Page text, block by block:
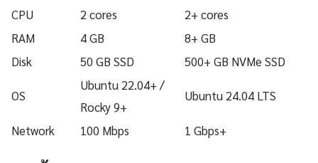
CPU
2 cores
2+ cores
RAM
4 GB
8+ GB
Disk
50 GB SSD 500+ GB NVMe SSD
OS
Ubuntu 22.04+ /
Rocky 9+
Ubuntu 24.04 LTS
Network 100 Mbps 1 Gbps+